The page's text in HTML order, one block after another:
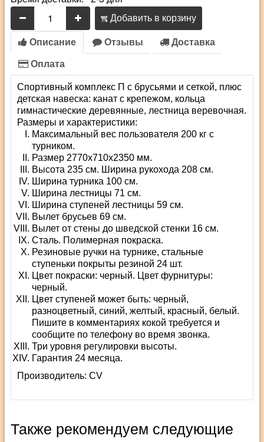
Добавить в корзину
Описание Отзывы Доставка
Оплата
Спортивный комплекс П с брусьями и сеткой, плюс
детская навеска: канат с крепежом, кольца
гимнастические деревянные, лестница веревочная.
Размеры и характеристики:
Максимальный вес пользователя 200 кг с
турником.
Размер 2770x710x2350 мм.
Высота 235 см. Ширина рукохода 208 см.
Ширина турника 100 см.
Ширина лестницы 71 см.
Ширина ступеней лестницы 59 см.
Вылет брусьев 69 см.
Вылет от стены до шведской стенки 16 см.
Сталь. Полимерная покраска.
Резиновые ручки на турнике, стальные
ступеньки покрыты резиной 24 шт.
Цвет покраски: черный. Цвет фурнитуры:
черный.
Цвет ступеней может быть: черный,
разноцветный, синий, желтый, красный, белый.
Пишите в комментариях кокой требуется и
сообщите по телефону во время звонка.
Три уровня регулировки высоты.
Гарантия 24 месяца.
Производитель: СV
Также рекомендуем следующие